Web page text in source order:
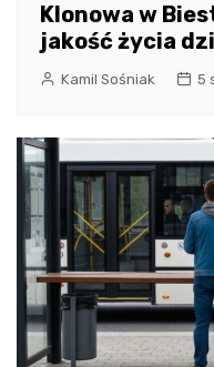
Klonowa w
jakość życia
Kamil Sośniak 5